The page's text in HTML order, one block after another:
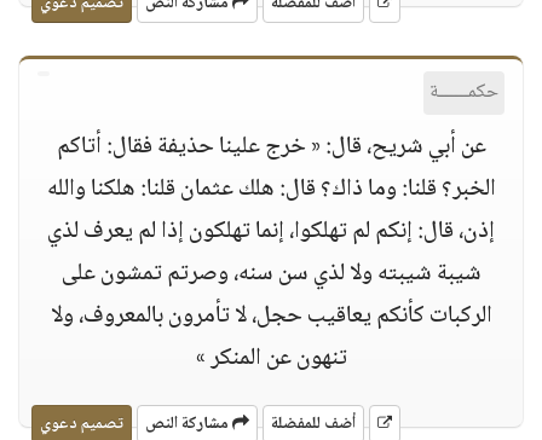
حكمــــــة
عن أبي شريح، قال: « خرج علينا حذيفة فقال: أتاكم
الخبر؟ قلنا: وما ذاك؟ قال: هلك عثمان قلنا: هلكنا والله
إذن، قال: إنكم لم تهلكوا، إنما تهلكون إذا لم يعرف لذي
شيبة شيبته ولا لذي سن سنه، وصرتم تمشون على
الركبات كأنكم يعاقيب حجل، لا تأمرون بالمعروف، ولا
تنهون عن المنكر »
أضف للمفضلة مشاركة النص تصميم دعوي